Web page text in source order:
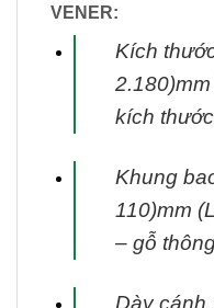
VENER:
Kích
kích
Khung
110)mm
– gỗ
Dày cánh